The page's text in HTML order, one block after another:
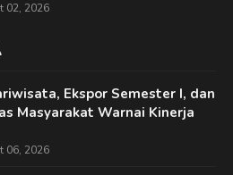
02, 2026
Ekspor Semester I, dan
Masyarakat Warnai Kinerja
06, 2026